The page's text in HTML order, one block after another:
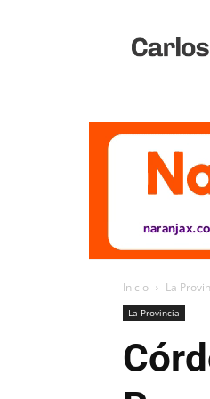
Vivo
Inicio La
La Provincia